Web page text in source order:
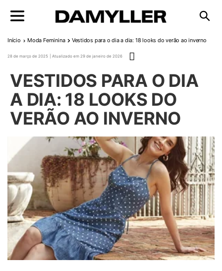
Início Moda Feminina Vestidos para o dia a dia: 18 looks do verão ao inverno
VESTIDOS PARA O DIA
A DIA: 18 LOOKS DO
VERÃO AO INVERNO
28 de março de 2025
29 de janeiro de 2026